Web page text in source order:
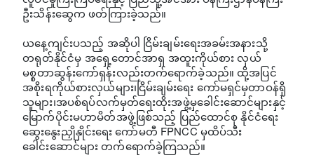
ဦးသိန်းဆွေက ဖတ်ကြားခဲ့သည်။
ယနေ့ကျင်းပသည့် အဆိုပါ ငြိမ်းချမ်းရေးအခမ်းအနားသို့
တရုတ်နိုင်ငံမှ အရှေ့တောင်အာရှ အထူးကိုယ်စား လှယ်
မစ္စတာဆွန်းကော်ရှန်းလည်းတက်ရောက်ခဲ့သည်။ ထို့အပြင်
အစိုးရကိုယ်စားလှယ်များ၊ငြိမ်းချမ်းရေး ကော်မရှင်မှတာဝန်ရှိ
သူများ၊အပစ်ရပ်လက်မှတ်ရေးထိုးအဖွဲ့မှခေါင်းဆောင်များနှင့်
မြောက်ပိုင်းမဟာမိတ်အဖွဲ့ဖြစ်သည့် ပြည်ထောင်စု နိုင်ငံရေး
ဆွေးနွေးညှိုနှိုင်းရေး ကော်မတီ FPNCC မှထိပ်သီး
ခေါင်းဆောင်များ တက်ရောက်ခဲ့ကြသည်။